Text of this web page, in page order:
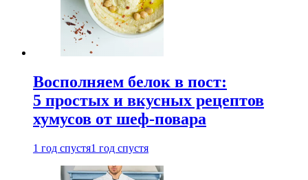
Восполняем белок в пост:
5 простых и вкусных рецептов
хумусов от шеф-повара
1 год спустя1 год спустя